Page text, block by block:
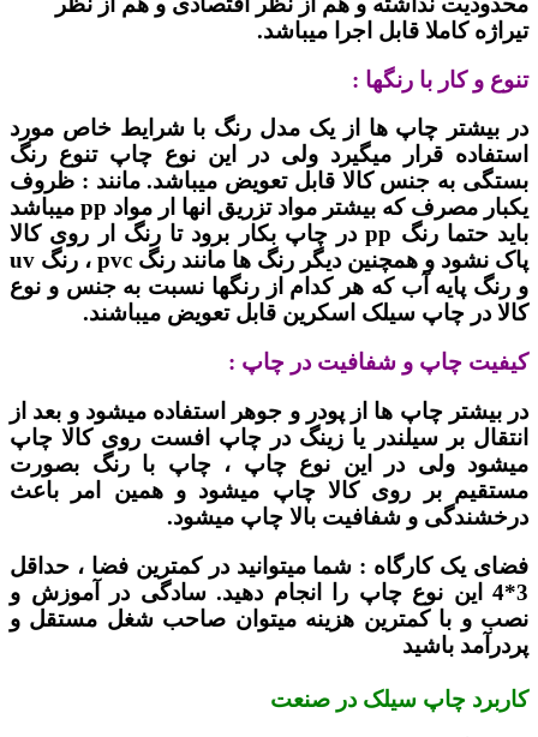
تیراژه کاملا قابل اجرا میباشد.
تنوع و کار با رنگها :
در بیشتر چاپ ها از یک مدل رنگ با شرایط خاص مورد
استفاده قرار میگیرد ولی در این نوع چاپ تنوع رنگ
بستگی به جنس کالا قابل تعویض میباشد. مانند : ظروف
یکبار مصرف که بیشتر مواد تزریق انها ار مواد pp میباشد
باید حتما رنگ pp در چاپ بکار برود تا رنگ ار روی کالا
پاک نشود و همچنین دیگر رنگ ها مانند رنگ pvc ، رنگ uv
و رنگ پایه آب که هر کدام از رنگها نسبت به جنس و نوع
کالا در چاپ سیلک اسکرین قابل تعویض میباشند.
کیفیت چاپ و شفافیت در چاپ :
در بیشتر چاپ ها از پودر و جوهر استفاده میشود و بعد از
انتقال بر سیلندر یا زینگ در چاپ افست روی کالا چاپ
میشود ولی در این نوع چاپ ، چاپ با رنگ بصورت
مستقیم بر روی کالا چاپ میشود و همین امر باعث
درخشندگی و شفافیت بالا چاپ میشود.
فضای یک کارگاه : شما میتوانید در کمترین فضا ، حداقل
3*4 این نوع چاپ را انجام دهید. سادگی در آموزش و
نصب و با کمترین هزینه میتوان صاحب شغل مستقل و
پردرآمد باشید
کاربرد چاپ سیلک در صنعت